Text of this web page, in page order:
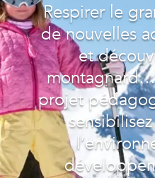
Respirer le
de nouvelles
et
projet